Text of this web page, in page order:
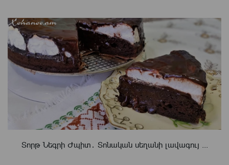
Տորթ Նեգրի Ժպիտ․ Տոնական սեղանի լավագույ ...